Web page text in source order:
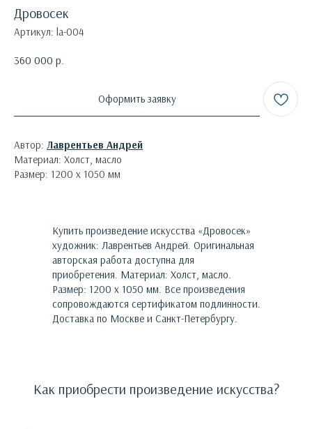
Дровосек
Артикул: la-004
360 000 р.
Оформить заявку
Автор: Лаврентьев Андрей
Материал: Холст, масло
Размер: 1200 х 1050 мм
Купить произведение искусства «Дровосек»
художник: Лаврентьев Андрей. Оригинальная
авторская работа доступна для
приобретения. Материал: Холст, масло.
Размер: 1200 х 1050 мм. Все произведения
сопровождаются сертификатом подлинности.
Доставка по Москве и Санкт-Петербургу.
Как приобрести произведение искусства?